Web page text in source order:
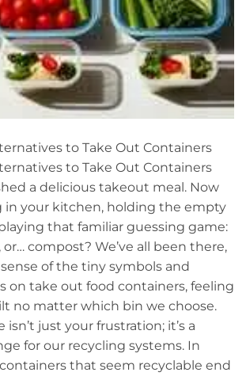
to Take Out Containers
to Take Out Containers
a delicious takeout meal. Now
in your kitchen, holding the empty
that familiar guessing game:
compost? We’ve all been there,
of the tiny symbols and
on take out food containers, feeling
no matter which bin we choose.
isn’t just your frustration; it’s a
for our recycling systems. In
that seem recyclable end